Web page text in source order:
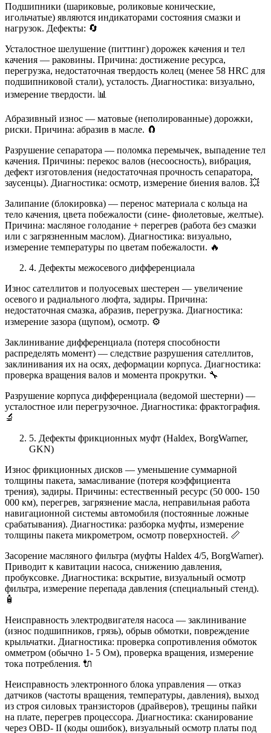
Подшипники (шариковые, роликовые конические,
игольчатые) являются индикаторами состояния смазки и
нагрузок. Дефекты: 🔄
Усталостное шелушение (питтинг) дорожек качения и тел
качения — раковины. Причина: достижение ресурса,
перегрузка, недостаточная твердость колец (менее 58 HRC для
подшипниковой стали), усталость. Диагностика: визуально,
измерение твердости. 📊
Абразивный износ — матовые (неполированные) дорожки,
риски. Причина: абразив в масле. 🧲
Разрушение сепаратора — поломка перемычек, выпадение тел
качения. Причины: перекос валов (несоосность), вибрация,
дефект изготовления (недостаточная прочность сепаратора,
заусенцы). Диагностика: осмотр, измерение биения валов. 💥
Залипание (блокировка) — перенос материала с кольца на
тело качения, цвета побежалости (сине- фиолетовые, желтые).
Причина: масляное голодание + перегрев (работа без смазки
или с загрязненным маслом). Диагностика: визуально,
измерение температуры по цветам побежалости. 🔥
4. Дефекты межосевого дифференциала
Износ сателлитов и полуосевых шестерен — увеличение
осевого и радиального люфта, задиры. Причина:
недостаточная смазка, абразив, перегрузка. Диагностика:
измерение зазора (щупом), осмотр. ⚙️
Заклинивание дифференциала (потеря способности
распределять момент) — следствие разрушения сателлитов,
заклинивания их на осях, деформации корпуса. Диагностика:
проверка вращения валов и момента прокрутки. 🔧
Разрушение корпуса дифференциала (ведомой шестерни) —
усталостное или перегрузочное. Диагностика: фрактография.
🔬
5. Дефекты фрикционных муфт (Haldex, BorgWarner,
GKN)
Износ фрикционных дисков — уменьшение суммарной
толщины пакета, замасливание (потеря коэффициента
трения), задиры. Причины: естественный ресурс (50 000- 150
000 км), перегрев, загрязнение масла, неправильная работа
навигационной системы автомобиля (постоянные ложные
срабатывания). Диагностика: разборка муфты, измерение
толщины пакета микрометром, осмотр поверхностей. 📏
Засорение масляного фильтра (муфты Haldex 4/5, BorgWarner).
Приводит к кавитации насоса, снижению давления,
пробуксовке. Диагностика: вскрытие, визуальный осмотр
фильтра, измерение перепада давления (специальный стенд).
🧴
Неисправность электродвигателя насоса — заклинивание
(износ подшипников, грязь), обрыв обмотки, повреждение
крыльчатки. Диагностика: проверка сопротивления обмоток
омметром (обычно 1- 5 Ом), проверка вращения, измерение
тока потребления. 🔌
Неисправность электронного блока управления — отказ
датчиков (частоты вращения, температуры, давления), выход
из строя силовых транзисторов (драйверов), трещины пайки
на плате, перегрев процессора. Диагностика: сканирование
через OBD- II (коды ошибок), визуальный осмотр платы под